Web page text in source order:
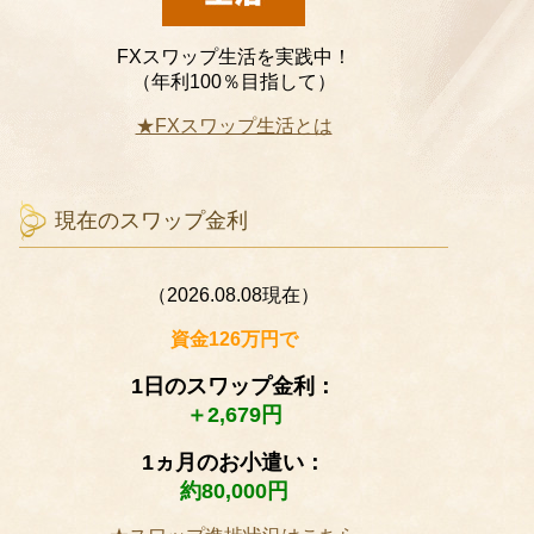
FXスワップ生活を実践中！
（年利100％目指して）
★FXスワップ生活とは
現在のスワップ金利
（2026.08.08現在）
資金126万円で
1日のスワップ金利：
＋2,679円
1ヵ月のお小遣い：
約80,000円